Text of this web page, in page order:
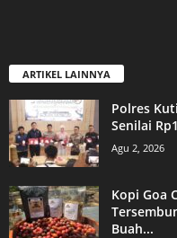
ARTIKEL LAINNYA
Polres
Senilai
Agu 2, 2026
Kopi Goa
Buah...